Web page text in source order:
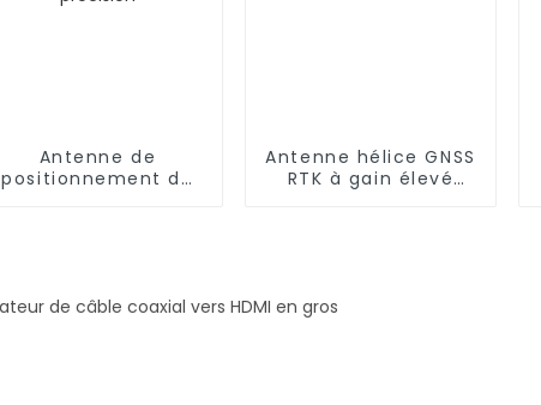
Antenne de
positionnement de
Antenne hélice GNSS
RTK à gain élevé